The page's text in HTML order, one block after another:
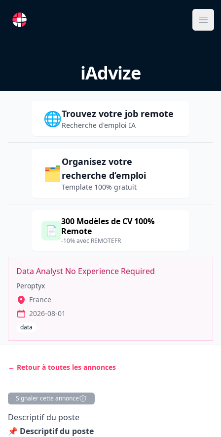
RemoteFR
iAdvize
🌐Trouvez votre job remote
Recherche d'emploi IA
🗂️
Organisez votre
recherche d’emploi
Template 100% gratuit
📄
300 Modèles de CV 100%
Remote
-10% avec REMOTEFR
Data Analyst No Experience Required
Peroptyx
France
2026-08-01
data
← Retour à toutes les annonces
Signaler cette annonce
Description
Descriptif du poste
📌 Descriptif du poste